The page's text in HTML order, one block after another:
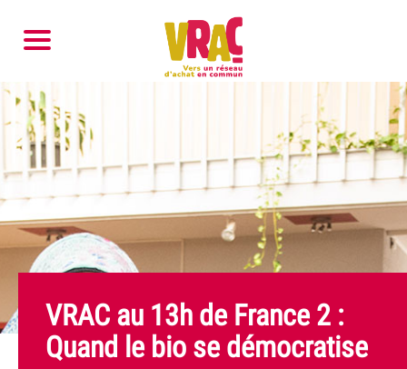
VRAC au 13h de France 2 :
Quand le bio se démocratise